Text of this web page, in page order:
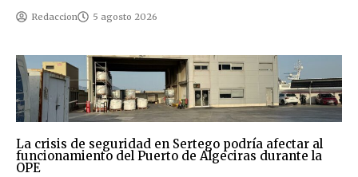
Redaccion 5 agosto 2026
La crisis de seguridad en Sertego podría afectar al
funcionamiento del Puerto de Algeciras durante la
OPE